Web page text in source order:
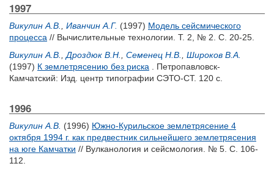
1997
Викулин А.В. Иванчин А.Г. (1997) Модель сейсмического
процесса // Вычислительные технологии. Т. 2, № 2. С. 20-25.
Викулин А.В.
Дроздюк В.Н. Семенец Н.В.
Широков В.А.
(1997) К землетрясению без риска . Петропавловск-
Камчатский: Изд. центр типографии СЭТО-СТ. 120 с.
1996
Викулин А.В. (1996) Южно-Курильское землетрясение 4
октября 1994 г. как предвестник сильнейшего землетрясения
на юге Камчатки // Вулканология и сейсмология. № 5. С. 106-
112.